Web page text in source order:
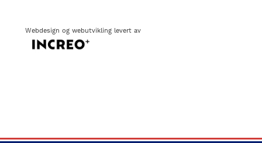
Webdesign ogwebutvikling levert av